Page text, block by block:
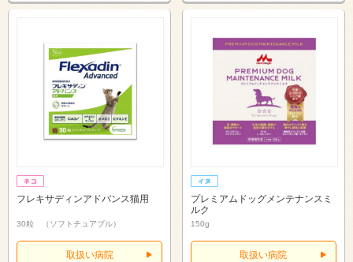
フレキサディンアドバンス猫用
30粒 （ソフトチュアブル）
取扱い病院
プレミアムドッグメンテナンスミ
ルク
150g
取扱い病院